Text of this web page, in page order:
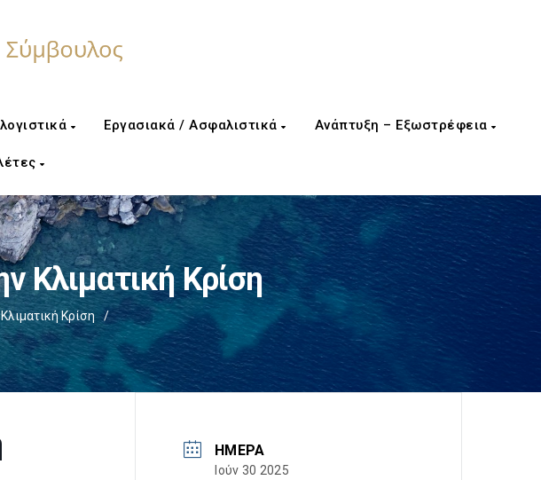
Εργασιακά / Ασφαλιστικά Ανάπτυξη – Εξωστρέφεια
Κλιματική Κρίση
Κρίση /
ΗΜΈΡΑ
Ιούν 30 2025